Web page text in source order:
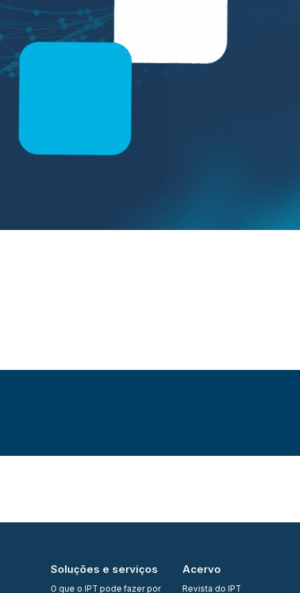
Soluções e serviços
O que o IPT pode fazer por
Acervo
Revista do IPT